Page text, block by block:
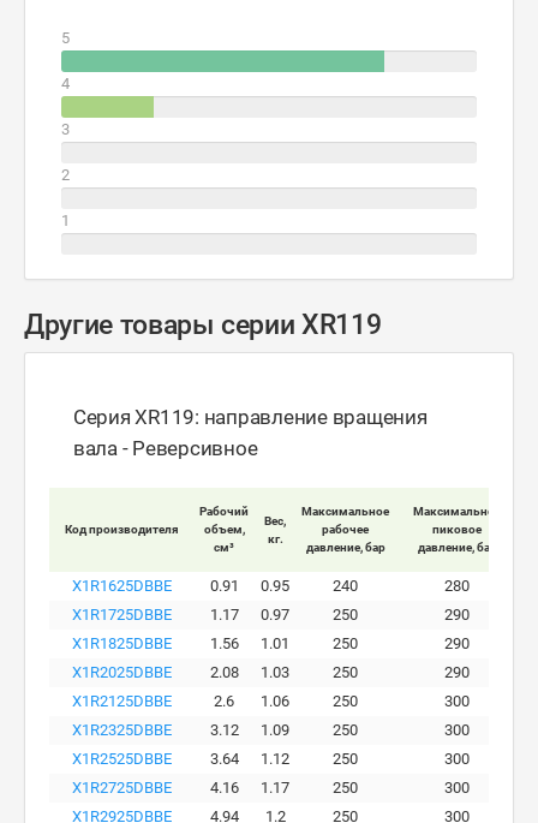
5
4
3
2
1
Другие товары серии XR119
Серия XR119: направление вращения
вала - Реверсивное
Код производителя
Рабочий
объем,
см³
Вес,
кг.
Максимальное
рабочее
давление, бар
Максимальное
пиковое
давление, бар
X1R1625DBBE 0.91 0.95 240
280
X1R1725DBBE
1.17 0.97 250
290
X1R1825DBBE
1.56 1.01 250
290
X1R2025DBBE
2.08 1.03 250
290
X1R2125DBBE
2.6 1.06 250
300
X1R2325DBBE
3.12 1.09 250
300
X1R2525DBBE
3.64 1.12 250
300
X1R2725DBBE
4.16 1.17 250
300
X1R2925DBBE
4.94 1.2 250 300